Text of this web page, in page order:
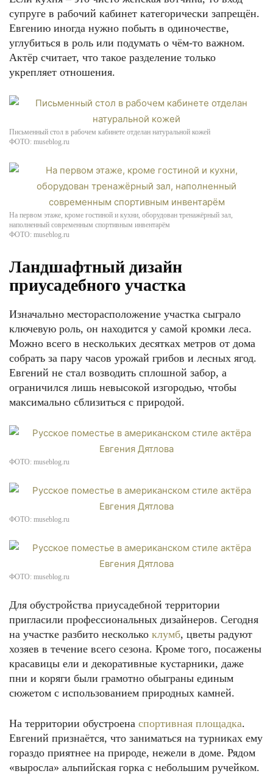
супруге в рабочий кабинет категорически запрещён.
Евгению иногда нужно побыть в одиночестве,
углубиться в роль или подумать о чём-то важном.
Актёр считает, что такое разделение только
укрепляет отношения.
Письменный стол в рабочем кабинете отделан натуральной кожей
ФОТО: museblog.ru
На первом этаже, кроме гостиной и кухни, оборудован тренажёрный зал,
наполненный современным спортивным инвентарём
ФОТО: museblog.ru
Ландшафтный дизайн
приусадебного участка
Изначально месторасположение участка сыграло
ключевую роль, он находится у самой кромки леса.
Можно всего в нескольких десятках метров от дома
собрать за пару часов урожай грибов и лесных ягод.
Евгений не стал возводить сплошной забор, а
ограничился лишь невысокой изгородью, чтобы
максимально сблизиться с природой.
ФОТО: museblog.ru
ФОТО: museblog.ru
ФОТО: museblog.ru
Для обустройства приусадебной территории
пригласили профессиональных дизайнеров. Сегодня
на участке разбито несколько клумб, цветы радуют
хозяев в течение всего сезона. Кроме того, посажены
красавицы ели и декоративные кустарники, даже
пни и коряги были грамотно обыграны единым
сюжетом с использованием природных камней.
На территории обустроена спортивная площадка.
Евгений признаётся, что заниматься на турниках ему
гораздо приятнее на природе, нежели в доме. Рядом
«выросла» альпийская горка с небольшим ручейком.